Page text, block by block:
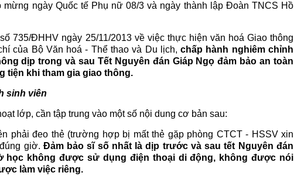
mừng ngày Quốc tế Phụ nữ 08/3 và ngày thành lập Đoàn TNCS Hồ
735/ĐHHV ngày 25/11/2013 về việc thực hiện văn hoá Giao thông
của Bộ Văn hoá - Thể thao và Du lịch,chấp hành nghiêm chỉnh
dịp trong và sau Tết Nguyên đán Giáp Ngọ đảm bảo an toàn
tiện khi tham gia giao thông.
sinh viên
lớp, cần tập trung vào một số nội dung cơ bản sau:
phải đeo thẻ (trường hợp bị mất thẻ gặp phòng CTCT - HSSV xin
giờ. Đảm bảo sĩ số nhất là dịp trước và sau tết Nguyên đán
học không được sử dụng điện thoại di động, không được nói
làm việc riêng.